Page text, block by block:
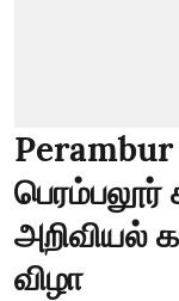
அறிவியல்
விழா